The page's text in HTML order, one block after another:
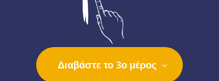
Διαβάστε το 3ο μέρος